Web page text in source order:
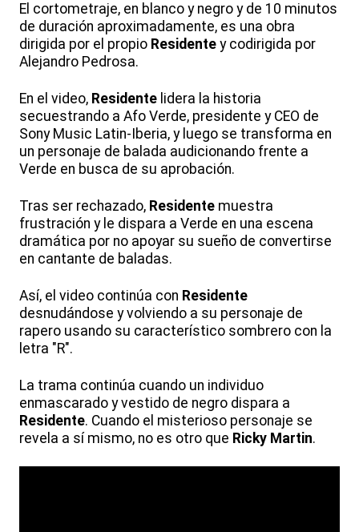
El cortometraje, en blanco y negro y de 10 minutos
de duración aproximadamente, es una obra
dirigida por el propio Residente y codirigida por
Alejandro Pedrosa.
En el video, Residente lidera la historia
secuestrando a Afo Verde, presidente y CEO de
Sony Music Latin-Iberia, y luego se transforma en
un personaje de balada audicionando frente a
Verde en busca de su aprobación.
Tras ser rechazado, Residente muestra
frustración y le dispara a Verde en una escena
dramática por no apoyar su sueño de convertirse
en cantante de baladas.
Así, el video continúa con Residente
desnudándose y volviendo a su personaje de
rapero usando su característico sombrero con la
letra "R".
La trama continúa cuando un individuo
enmascarado y vestido de negro dispara a
Residente. Cuando el misterioso personaje se
revela a sí mismo, no es otro que Ricky Martin.